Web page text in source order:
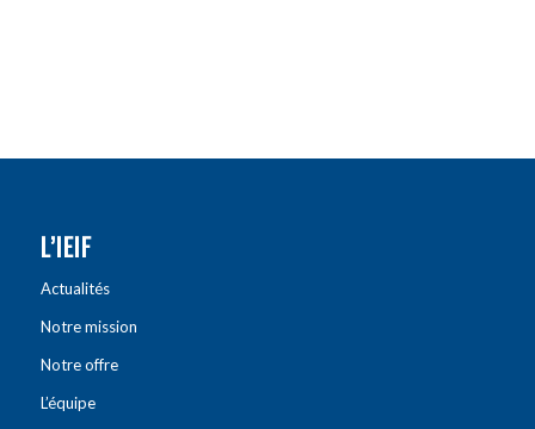
L’IEIF
Actualités
Notre mission
Notre offre
L’équipe